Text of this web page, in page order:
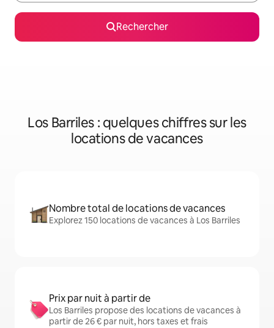
Rechercher
Los Barriles : quelques chiffres sur les
locations de vacances
Nombre total de locations de vacances
Explorez 150 locations de vacances à Los Barriles
Prix par nuit à partir de
Los Barriles propose des locations de vacances à
partir de 26 € par nuit, hors taxes et frais